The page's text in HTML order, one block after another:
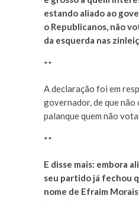
estando aliado ao
o Republicanos, não
da esquerda nas
**
A declaração foi em
governador, de que não
palanque quem não
**
E disse mais: embora
seu partido já fechou
nome de Efraim